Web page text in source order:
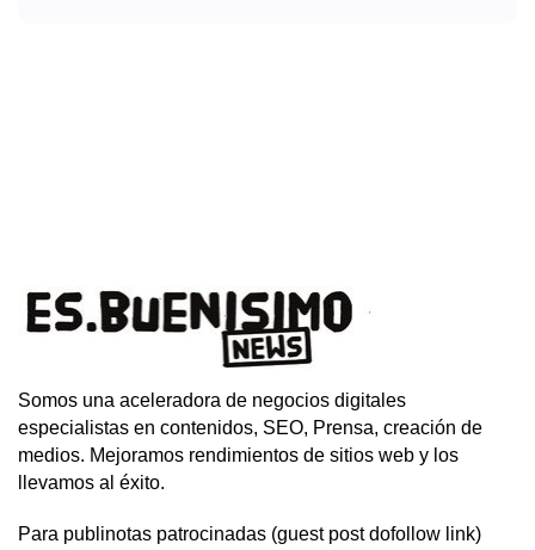
Somos una aceleradora de negocios digitales
especialistas en contenidos, SEO, Prensa, creación de
medios. Mejoramos rendimientos de sitios web y los
llevamos al éxito.
Para publinotas patrocinadas (guest post dofollow link)